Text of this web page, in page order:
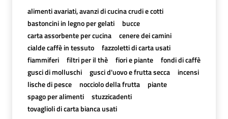
alimenti avariati, avanzi di cucina crudi e cotti
bastoncini in legno per gelati
bucce
carta assorbente per cucina
cenere dei camini
cialde caffè in tessuto
fazzoletti di carta usati
fiammiferi
filtri per il thè fiori e piante
fondi di caffè
gusci di molluschi
gusci d'uovo e frutta secca
incensi
lische di pesce
nocciolo della frutta
piante
spago per alimenti
stuzzicadenti
tovaglioli di carta bianca usati